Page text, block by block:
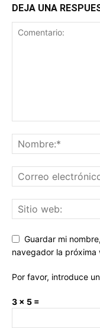
DEJA UNA
Guardar mi
navegador la próxima
Por favor, introduce
3 × 5 =